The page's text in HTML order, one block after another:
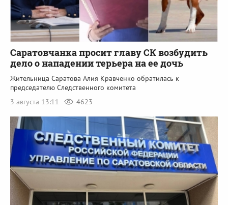
Саратовчанка просит главу СК возбудить
дело о нападении терьера на ее дочь
Жительница Саратова Алия Кравченко обратилась к
председателю Следственного комитета
3 августа 13:11
4623